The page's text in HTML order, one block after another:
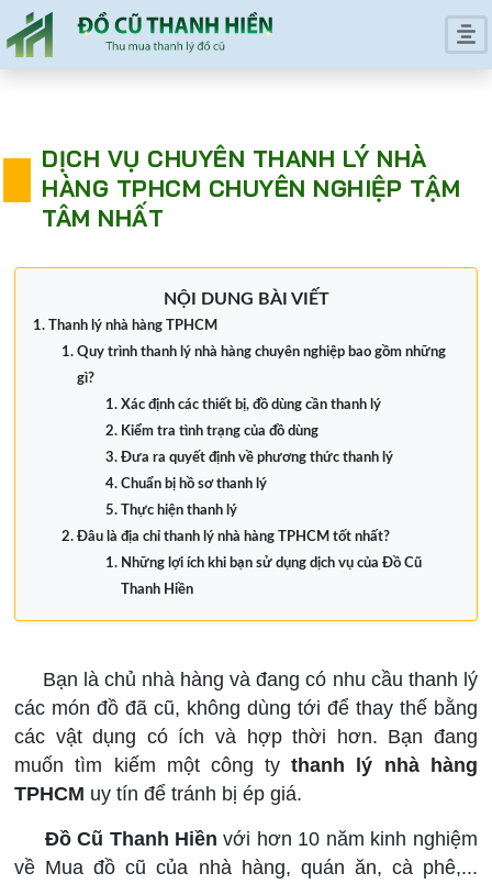
DỊCH VỤ CHUYÊN THANH LÝ NHÀ
HÀNG TPHCM CHUYÊN NGHIỆP TẬM
TÂM NHẤT
NỘI DUNG BÀI VIẾT
Thanh lý nhà hàng TPHCM
Quy trình thanh lý nhà hàng chuyên nghiệp bao gồm những
gì?
Xác định các thiết bị, đồ dùng cần thanh lý
Kiểm tra tình trạng của đồ dùng
Đưa ra quyết định về phương thức thanh lý
Chuẩn bị hồ sơ thanh lý
Thực hiện thanh lý
Đâu là địa chỉ thanh lý nhà hàng TPHCM tốt nhất?
Những lợi ích khi bạn sử dụng dịch vụ của Đồ Cũ
Thanh Hiền
Bạn là chủ nhà hàng và đang có nhu cầu thanh lý
các món đồ đã cũ, không dùng tới để thay thế bằng
các vật dụng có ích và hợp thời hơn. Bạn đang
muốn tìm kiếm một công tythanh lý nhà hàng
TPHCM uy tín để tránh bị ép giá.
Đồ Cũ Thanh Hiền với hơn 10 năm kinh nghiệm
về Mua đồ cũ của nhà hàng, quán ăn, cà phê,...